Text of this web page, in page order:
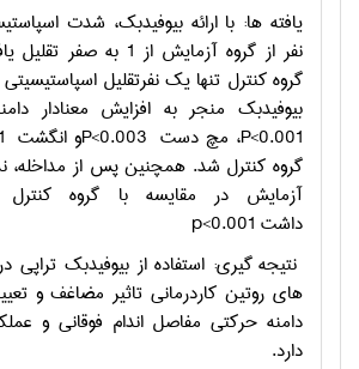
نفر از گروه آزمایش از 1
گروه کنترل تنها یک نفرتقلیل
بیوفیدبک منجر به افزایش معنادار
P<0.001، مچ دست P<0.003و انگشت
گروه کنترل شد. همچنین پس از مداخله،
آزمایش در مقایسه با گروه کنترل
داشت p<0.001
نتیجه گیری: استفاده از بیوفیدبک تراپی
های روتین کاردرمانی تاثیر مضاغف و
دامنه حرکتی مفاصل اندام فوقانی و
دارد.